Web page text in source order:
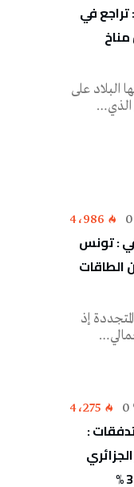
في
البلاد على
الذي…
4٬986
: تونس
من الطاقات
إذ
4٬275
: